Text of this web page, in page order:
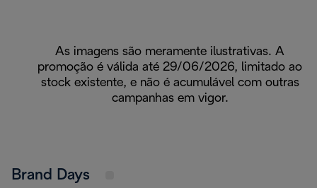
As imagens são meramente ilustrativas. A
promoção é válida até 29/06/2026, limitado ao
stock existente, e não é acumulável com outras
campanhas em vigor.
Brand Days